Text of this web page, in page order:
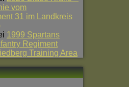
vom
31 im Landkreis
1999 Spartans
Regiment
Training Area